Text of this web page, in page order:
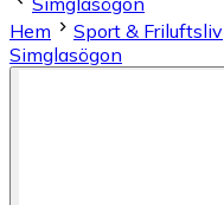
Hem
Sport & Friluftsliv
Simglasögon